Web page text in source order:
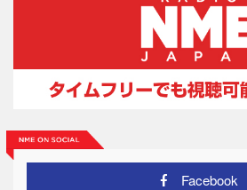
Facebook